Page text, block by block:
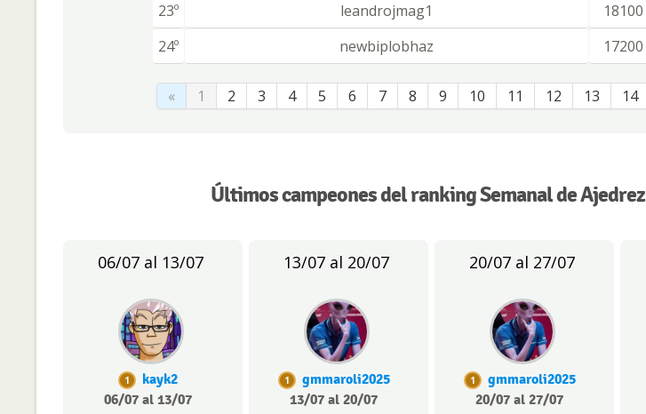
23º
leandrojmag1 18100
24º
newbiplobhaz 17200
« 1 2 3 4 5 6 7 8 9 10 11 12 13 14
Últimos campeones del ranking Semanal de Ajedrez
06/07 al 13/07
1
kayk2
06/07 al 13/07
13/07 al 20/07
1
gmmaroli2025
13/07 al 20/07
20/07 al 27/07
1
gmmaroli2025
20/07 al 27/07